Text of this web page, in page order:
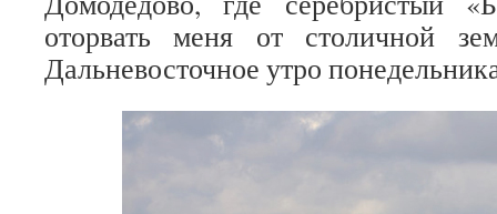
оторвать меня от столичной
Дальневосточное утро